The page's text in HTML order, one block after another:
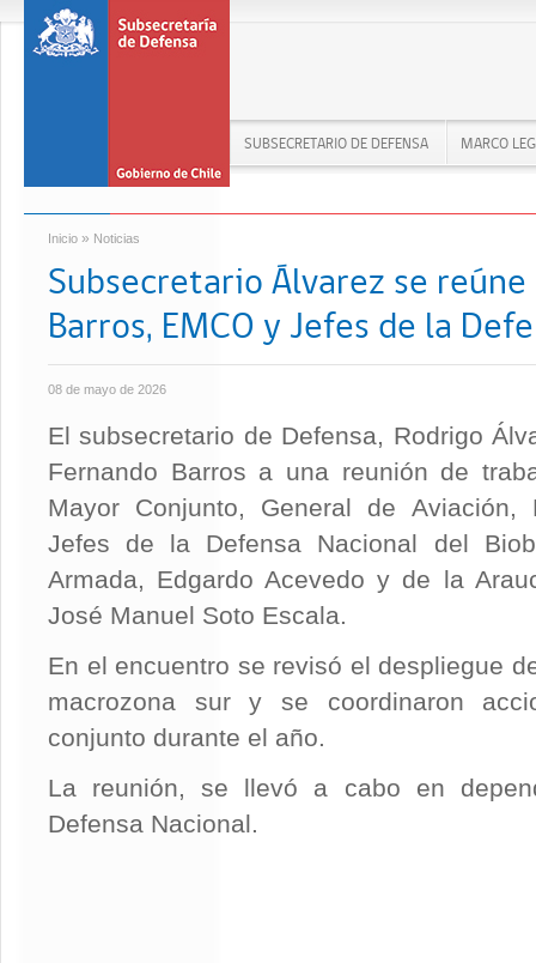
SUBSECRETARIO DE DEFENSA MARCO
Inicio » Noticias
Subsecretario Álvarez se
Barros, EMCO y Jefes de la
08 de mayo de 2026
El subsecretario de Defensa, Rodrigo
Fernando Barros a una reunión de
Mayor Conjunto, General de
Jefes de la Defensa Nacional del
Armada, Edgardo Acevedo y de la
José Manuel Soto Escala.
En el encuentro se revisó el despliegue
macrozona sur y se coordinaron
conjunto durante el año.
La reunión, se llevó a cabo en
Defensa Nacional.